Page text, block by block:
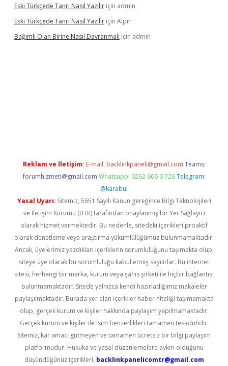
Eski Türkçede Tanrı Nasıl Yazılır için admin
Eski Türkçede Tanrı Nasıl Yazılır için Alpır
Bağımlı Olan Birine Nasıl Davranmalı için admin
Reklam ve İletişim: E-mail: backlinkpaneli@gmail.com Teams:
forumhizmeti@gmail.com Whatsapp: 0262 606 0 726 Telegram:
@karabul
Yasal Uyarı: Sitemiz, 5651 Sayılı Kanun gereğince Bilgi Teknolojileri
ve İletişim Kurumu (BTK) tarafından onaylanmış bir Yer Sağlayıcı
olarak hizmet vermektedir. Bu nedenle, sitedeki içerikleri proaktif
olarak denetleme veya araştırma yükümlülüğümüz bulunmamaktadır.
Ancak, üyelerimiz yazdıkları içeriklerin sorumluluğunu taşımakta olup,
siteye üye olarak bu sorumluluğu kabul etmiş sayılırlar. Bu internet
sitesi, herhangi bir marka, kurum veya şahıs şirketi ile hiçbir bağlantısı
bulunmamaktadır. Sitede yalnızca kendi hazırladığımız makaleler
paylaşılmaktadır. Burada yer alan içerikler haber niteliği taşımamakta
olup, gerçek kurum ve kişiler hakkında paylaşım yapılmamaktadır.
Gerçek kurum ve kişiler ile isim benzerlikleri tamamen tesadüfidir.
Sitemiz, kar amacı gütmeyen ve tamamen ücretsiz bir bilgi paylaşım
platformudur. Hukuka ve yasal düzenlemelere aykırı olduğunu
düşündüğünüz içerikleri, backlinkpanelicomtr@gmail.com